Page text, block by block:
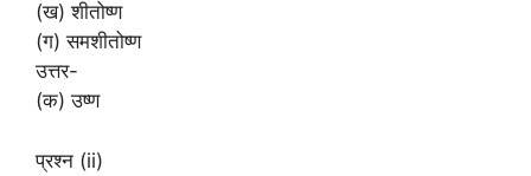
(ख) शीतोष्ण
(ग) समशीतोष्ण
उत्तर-
(क) उष्ण
प्रश्न (ii)